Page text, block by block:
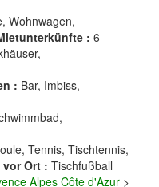
Wohnwagen,
: 6
: Bar, Imbiss,
Tennis, Tischtennis,
Ort : Tischfußball
Alpes Côte d'Azur >